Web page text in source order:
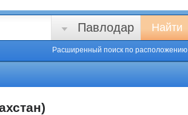
Найти
Павлодар
Расширенный поиск по расположению